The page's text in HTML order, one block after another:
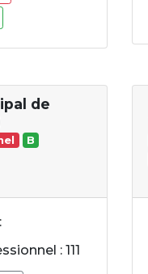
de
B
: 111